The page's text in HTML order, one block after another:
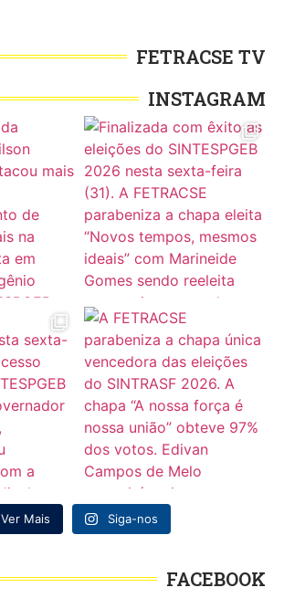
FETRACSE TV
INSTAGRAM
Ver Mais Siga-nos
FACEBOOK